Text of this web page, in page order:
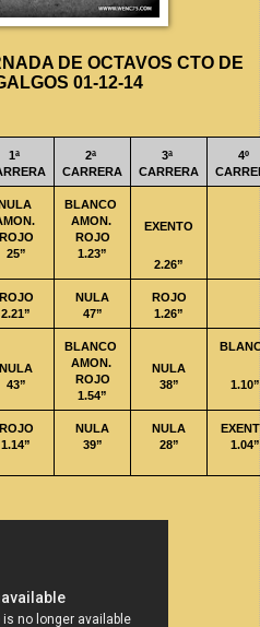
DE OCTAVOS CTO DE
01-12-14
1ª
2ª
CARRERA
3ª
CARRERA
4º
ROJO
25”
BLANCO
AMON.
ROJO
1.23”
EXENTO
2.26”
ROJO
2.21”
NULA
47”
ROJO
1.26”
NULA
43”
BLANCO
AMON.
ROJO
1.54”
NULA
38”
1.10”
ROJO
1.14”
NULA
39”
NULA
28”
1.04”